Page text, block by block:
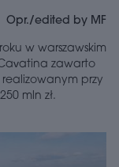
Opr./edited by MF
w warszawskim
zawarto
przy
mln zł.